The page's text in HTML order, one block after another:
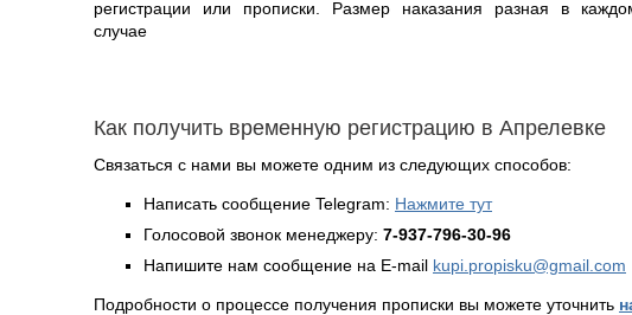
регистрации или прописки. Размер наказания разная в
случае
Как получить временную регистрацию в Апрелевке
Связаться с нами вы можете одним из следующих способов:
Написать сообщение Telegram: Нажмите тут
Голосовой звонок менеджеру: 7-937-796-30-96
Напишите нам сообщение на E-mail kupi.propisku@gmail.com
Подробности о процессе получения прописки вы можете уточнить